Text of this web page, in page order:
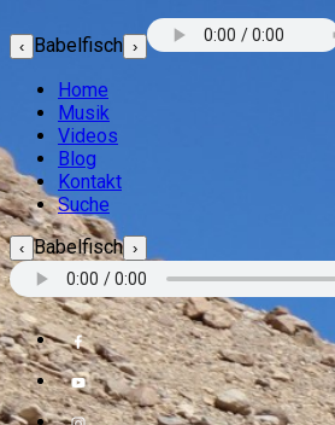
‹ Babelfisch ›
Home
Musik
Videos
Blog
Kontakt
Suche
‹ Babelfisch ›